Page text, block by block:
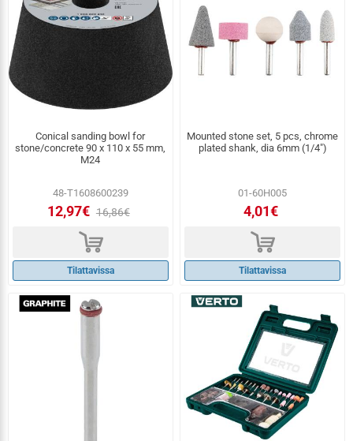
Conical sanding bowl for
stone/concrete 90 x 110 x 55 mm,
M24
48-T1608600239
12,97€ 16,86€
d
Tilattavissa
Mounted stone set, 5 pcs, chrome
plated shank, dia 6mm (1/4")
01-60H005
4,01€
d
Tilattavissa